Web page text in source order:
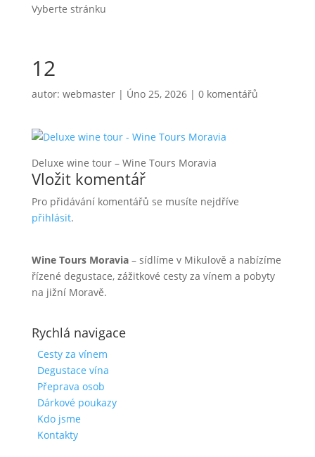
Vyberte stránku
12
autor: webmaster| Úno 25, 2026| 0 komentářů
Deluxe wine tour – Wine Tours Moravia
Vložit komentář
Pro přidávání komentářů se musíte nejdříve
přihlásit.
Wine Tours Moravia– sídlíme v Mikulově a nabízíme
řízené degustace, zážitkové cesty za vínem a pobyty
na jižní Moravě.
Rychlá navigace
Cesty za vínem
Degustace vína
Přeprava osob
Dárkové poukazy
Kdo jsme
Kontakty